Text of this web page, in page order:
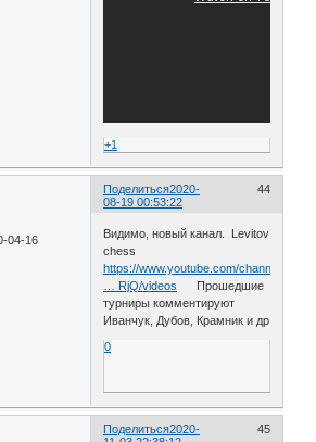
+1
Поделиться 44
2020-
08-19 00:53:22
04-16
Видимо, новый канал. Levitov
chess
https://www.youtube.com/channel/
… RjQ/videos Прошедшие
турниры комментируют
Иванчук, Дубов, Крамник и др
0
Поделиться 45
2020-